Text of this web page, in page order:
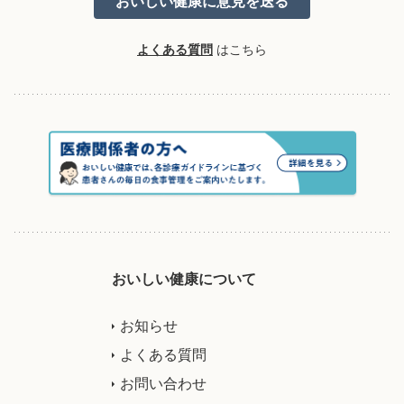
よくある質問 はこちら
おいしい健康について
お知らせ
よくある質問
お問い合わせ